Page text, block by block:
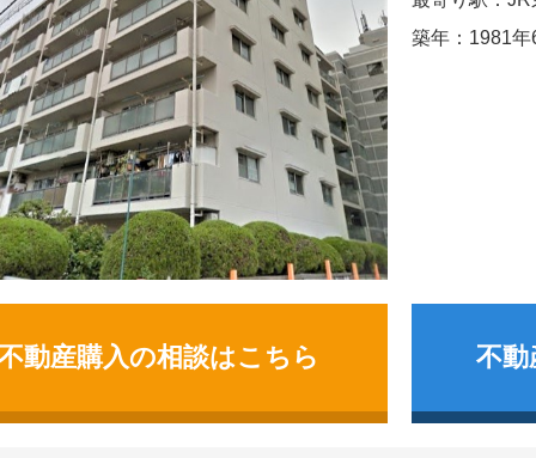
築年：1981年
不動
動産購入の相談はこちら